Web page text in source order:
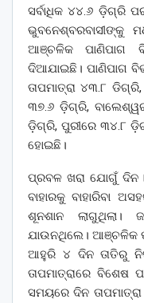
ସର୍ବାଧିକ ୪୪.୬ ଡ଼ିଗ୍ରି
ଭୁବନେଶ୍ବରବାସୀଙ୍କୁ
ଆଞ୍ଚଳିକ ପାଣିପାଗ
ଦିଆଯାଇଛି। ପାଣିପାଗ
ତାପମାତ୍ରା ୪୩.୮
୩୭.୬ ଡ଼ିଗ୍ରି,
ଡ଼ିଗ୍ରି, ପୁରୀରେ ୩୪.୮
ହୋଇଛି।
ପ୍ରବଳ ଖରା ଯୋଗୁଁ ଦିନ
ବାହାରକୁ ବାହାରିବା
ଶୂନଶାନ ଲାଗୁଥିଲା।
ଯାଉନଥିଲେ। ଆଞ୍ଚଳିକ
ଆହୁରି ୪ ଦିନ ତାତିରୁ
ତାପମାତ୍ରାରେ ବିଶେଷ
ସମୟରେ ଦିନ